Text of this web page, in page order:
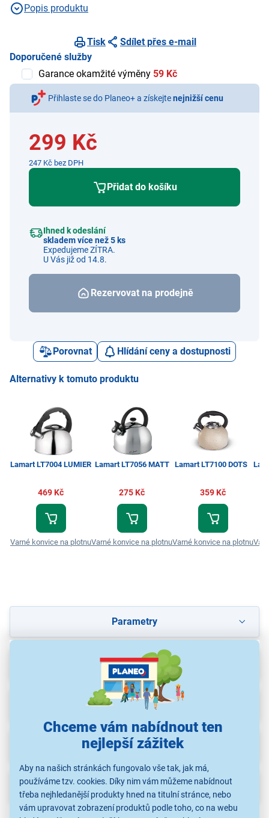
Chceme vám nabídnout ten
nejlepší zážitek
Aby na našich stránkách fungovalo vše tak, jak má,
používáme tzv. cookies. Díky nim vám můžeme nabídnout
třeba nejhledanější produkty hned na titulní stránce, nebo
vám upravovat zobrazení produktů podle toho, co na webu
Popis produktu
Tisk
Sdílet přes e-mail
Doporučené služby
Garance okamžité výměny 59 Kč
Přihlaste se do Planeo+ a získejtenejnižší cenu
299 Kč
247 Kč bez DPH
Přidat do košíku
Ihned k odeslání
skladem více než 5 ks
Expedujeme ZÍTRA.
U Vás již od 14.8.
Rezervovat na prodejně
Porovnat Hlídání ceny a dostupnosti
Alternativy k tomuto produktu
Lamart LT7004 LUMIER
469 Kč
Varné konvice na plotnu
Lamart LT7056 MATT
275 Kč
Varné konvice na plotnu
Lamart LT7100 DOTS
359 Kč
Varné konvice na plotnu
Popis
Parametry
Příslušenství(60)
Recenze
Ke stažení(1)